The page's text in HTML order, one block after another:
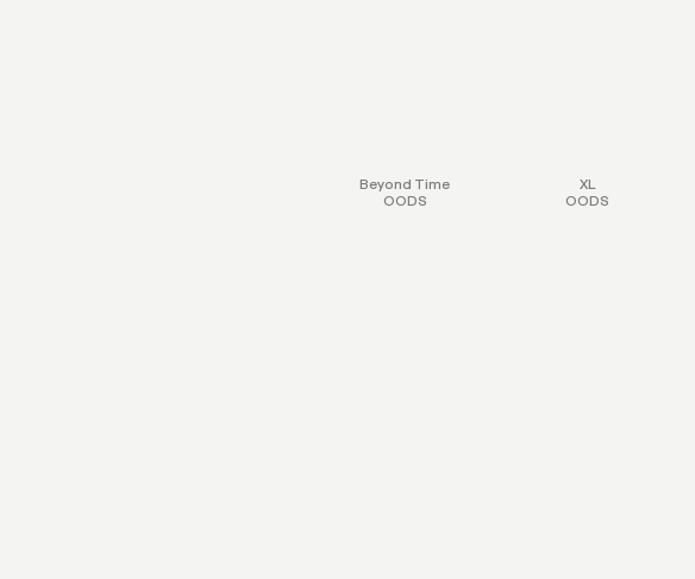
Beyond Time
OODS
XL
OODS